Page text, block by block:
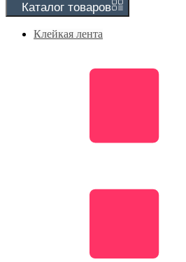
Каталог товаров
Клейкая лента